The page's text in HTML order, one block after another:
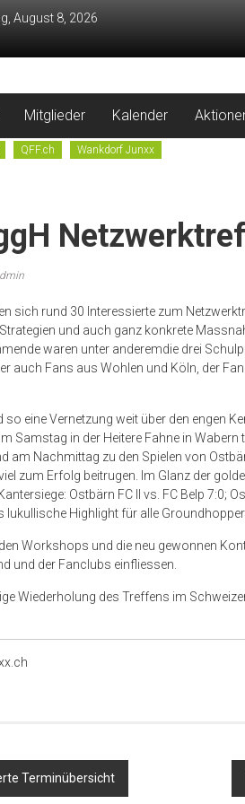
August 8, 2026
Mitglieder Kalender
QFF.ch Wankdorf Junxx
sich rund 30 Interessierte zum
und auch ganz konkrete
waren unter anderemdie drei
auch Fans aus Wohlen und Köln, der
eine Vernetzung weit über den engen
Samstag in der Heitere Fahne in
am Nachmittag zu den Spielen von
zum Erfolg beitrugen. Im Glanz der
Ostbärn FC II vs. FC Belp 7:0;
lukullische Highlight für alle Groundhopper.
Workshops und die neu gewonnen
und der Fanclubs einfliessen.
Wiederholung des Treffens im
Terminübersicht